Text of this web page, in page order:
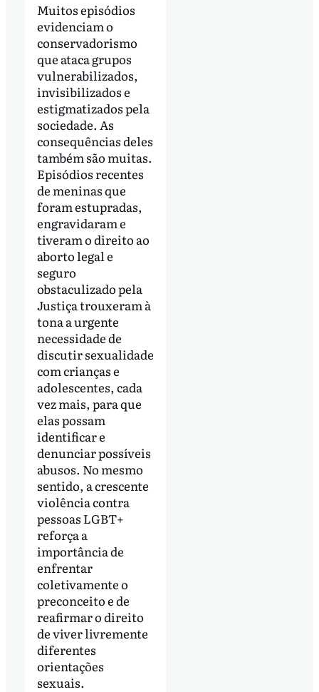
Muitos episódios
evidenciam o
conservadorismo
que ataca grupos
vulnerabilizados,
invisibilizados e
estigmatizados pela
sociedade. As
consequências deles
também são muitas.
Episódios recentes
de meninas que
foram estupradas,
engravidaram e
tiveram o direito ao
aborto legal e
seguro
obstaculizado pela
Justiça trouxeram à
tona a urgente
necessidade de
discutir sexualidade
com crianças e
adolescentes, cada
vez mais, para que
elas possam
identificar e
denunciar possíveis
abusos. No mesmo
sentido, a crescente
violência contra
pessoas LGBT+
reforça a
importância de
enfrentar
coletivamente o
preconceito e de
reafirmar o direito
de viver livremente
diferentes
orientações
sexuais.